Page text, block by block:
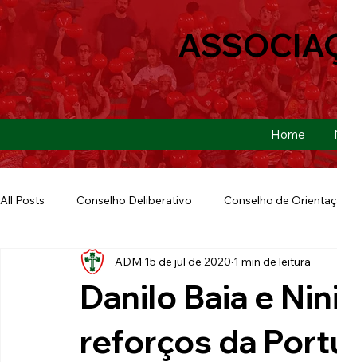
Home
All Posts Conselho Deliberativo Conselho de
Ação Social Futebol Americano Copa São Paulo
Futebol de Base Futebol de Quintal
Danilo Baia e
reforços da
ADM 15 de jul de 2020 1 min de leitura